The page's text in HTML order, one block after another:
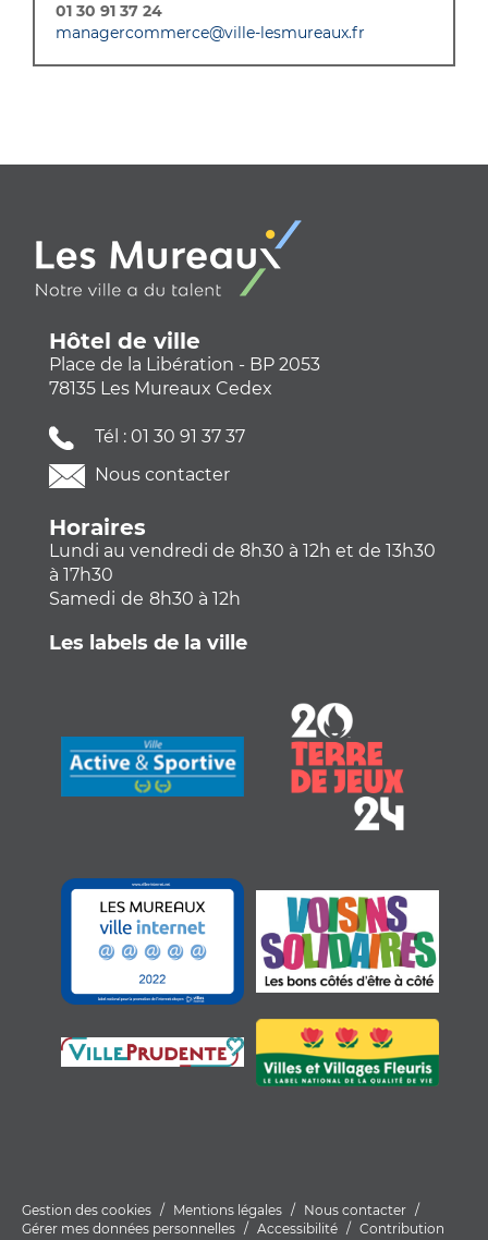
01 30 91 37 24
managercommerce@ville-lesmureaux.fr
Hôtel de ville
Place de la Libération - BP 2053
78135 Les Mureaux Cedex
Tél : 01 30 91 37 37
Nous contacter
Horaires
Lundi au vendredi de 8h30 à 12h et de 13h30
à 17h30
Samedi de 8h30 à 12h
Les labels de la ville
Gestion des cookies Mentions légales
Nous contacter
Gérer mes données personnelles
Accessibilité Contribution